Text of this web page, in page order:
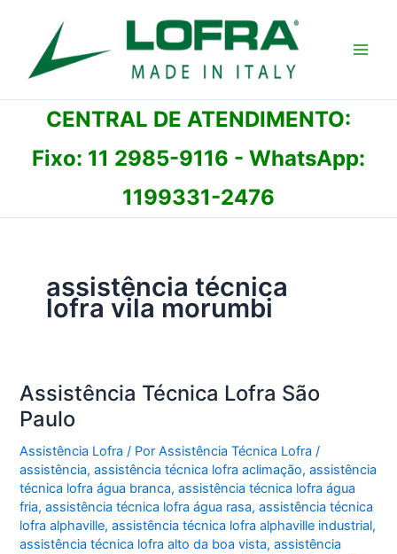
conteúdo
CENTRAL DE ATENDIMENTO:
Fixo: 11 2985-9116 - WhatsApp:
1199331-2476
assistência técnica
lofra vila morumbi
Assistência Técnica Lofra São
Paulo
Assistência Lofra / PorAssistência Técnica Lofra/
assistência,assistência técnica lofra aclimação,assistência
técnica lofra água branca,assistência técnica lofra água
fria,assistência técnica lofra água rasa,assistência técnica
lofra alphaville,assistência técnica lofra alphaville industrial,
assistência técnica lofra alto da boa vista,assistência